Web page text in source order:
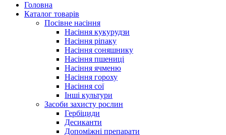
Головна
Каталог товарів
Посівне насіння
Насіння кукурудзи
Насіння ріпаку
Насіння соняшнику
Насіння пшениці
Насіння ячменю
Насіння гороху
Насіння сої
Інші культури
Засоби захисту рослин
Гербіциди
Десиканти
Допоміжні препарати